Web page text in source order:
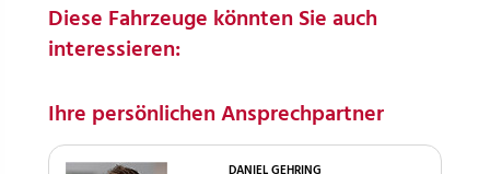
Diese Fahrzeuge könnten Sie auch
interessieren:
Ihre persönlichen Ansprechpartner